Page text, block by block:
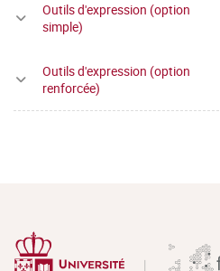
Outils d'expression (option
simple)
Outils d'expression (option
renforcée)